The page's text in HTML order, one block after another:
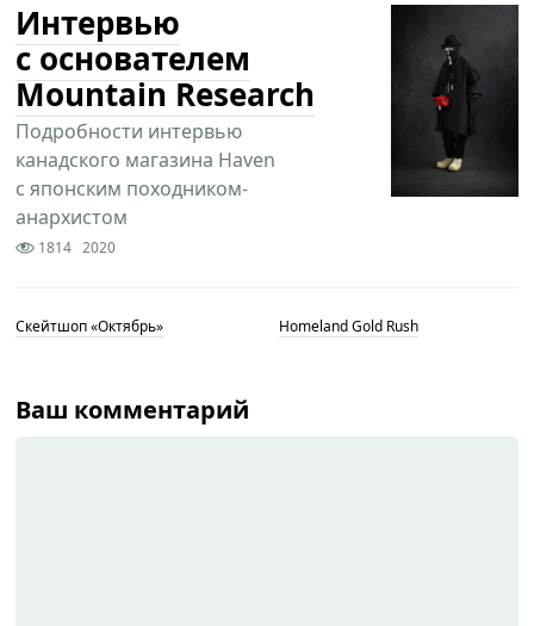
Интервью
с основателем
Mountain Research
Подробности интервью
канадского магазина Haven
с японским походником-
анархистом
1814 2020
Скейтшоп «Октябрь» Homeland Gold Rush
Ваш комментарий